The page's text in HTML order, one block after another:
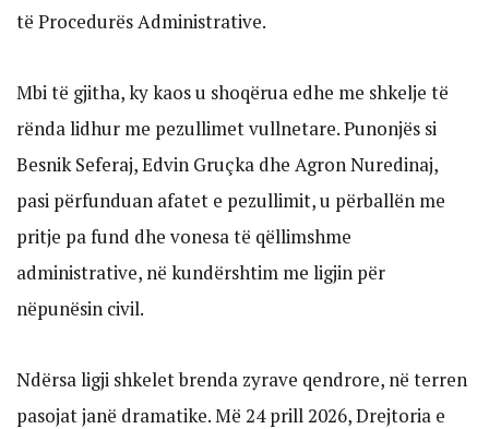
të Procedurës Administrative.
Mbi të gjitha, ky kaos u shoqërua edhe me shkelje të
rënda lidhur me pezullimet vullnetare. Punonjës si
Besnik Seferaj, Edvin Gruçka dhe Agron Nuredinaj,
pasi përfunduan afatet e pezullimit, u përballën me
pritje pa fund dhe vonesa të qëllimshme
administrative, në kundërshtim me ligjin për
nëpunësin civil.
Ndërsa ligji shkelet brenda zyrave qendrore, në terren
pasojat janë dramatike. Më 24 prill 2026, Drejtoria e